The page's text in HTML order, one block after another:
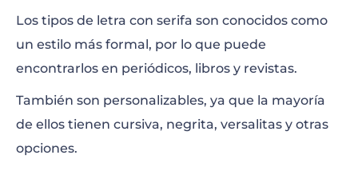
Los tipos de letra con serifa son conocidos como
un estilo más formal, por lo que puede
encontrarlos en periódicos, libros y revistas.
También son personalizables, ya que la mayoría
de ellos tienen cursiva, negrita, versalitas y otras
opciones.